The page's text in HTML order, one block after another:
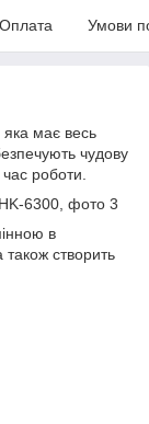
Оплата Умови
яка має весь
чудову
час роботи.
HK-6300, фото 3
в
також створить